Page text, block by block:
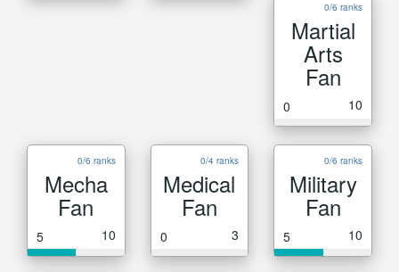
0/6 ranks
Martial
Arts
Fan
0 10
0/6 ranks
Mecha
Fan
5 10
0/4 ranks
Medical
Fan
0 3
0/6 ranks
Military
Fan
5 10